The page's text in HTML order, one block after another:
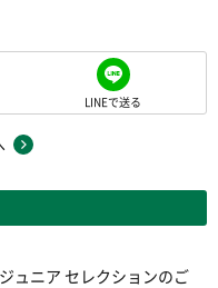
LINEで送る
ュニア セレクションのご